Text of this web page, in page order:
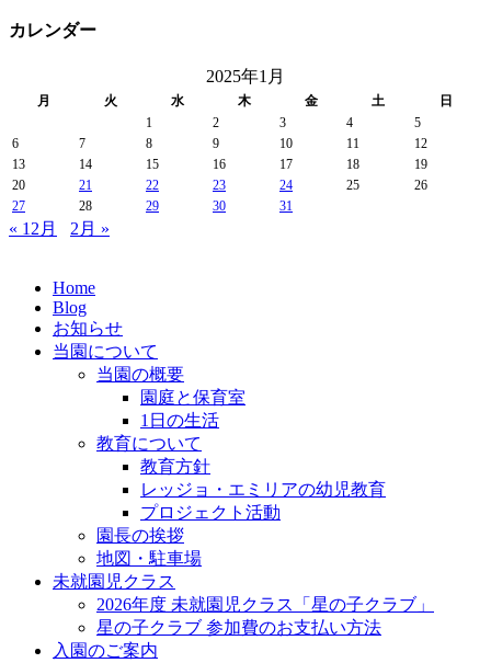
カレンダー
2025年1月
月 火 水 木 金 土
日
1
2 3 4
5
6
7 8 9 10 11
12
13
14 15 16 17 18
19
20
21 22 23 24 25
26
27
28 29 30 31
« 12月 2月 »
Home
Blog
お知らせ
当園について
当園の概要
園庭と保育室
1日の生活
教育について
教育方針
レッジョ・エミリアの幼児教育
プロジェクト活動
園長の挨拶
地図・駐車場
未就園児クラス
2026年度 未就園児クラス「星の子クラブ」
星の子クラブ 参加費のお支払い方法
入園のご案内